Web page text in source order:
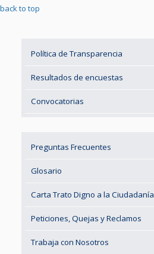
back to top
Política de Transparencia
Resultados de encuestas
Convocatorias
Preguntas Frecuentes
Glosario
Carta Trato Digno a la Ciudadanía
Peticiones, Quejas y Reclamos
Trabaja con Nosotros